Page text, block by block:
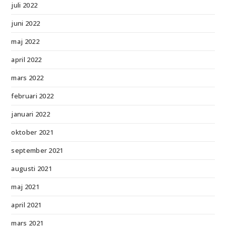
juli 2022
juni 2022
maj 2022
april 2022
mars 2022
februari 2022
januari 2022
oktober 2021
september 2021
augusti 2021
maj 2021
april 2021
mars 2021